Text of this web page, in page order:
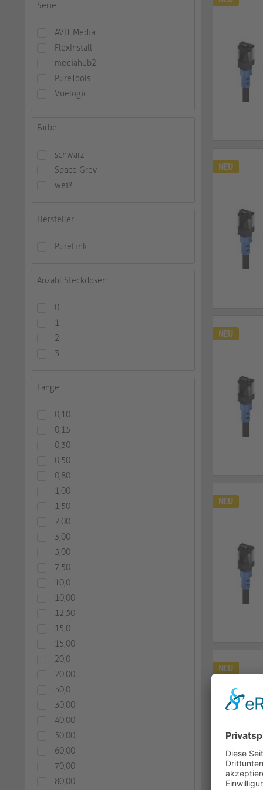
Serie
AVIT Media
FlexInstall
mediahub2
PureTools
Vuelogic
Farbe
schwarz
Space Grey
weiß
Hersteller
PureLink
Anzahl Steckdosen
0
1
2
3
Länge
0,10
0,15
0,30
0,50
0,80
1,00
1,50
2,00
3,00
5,00
7,50
10,0
10,00
12,50
15,0
15,00
20,0
20,00
30,0
30,00
40,00
50,00
60,00
70,00
80,00
NEU
NEU
NEU
NEU